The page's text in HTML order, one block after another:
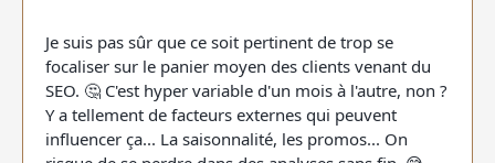
Je suis pas sûr que ce soit pertinent de trop se
focaliser sur le panier moyen des clients venant du
SEO. 🤔 C'est hyper variable d'un mois à l'autre, non ?
Y a tellement de facteurs externes qui peuvent
influencer ça... La saisonnalité, les promos... On